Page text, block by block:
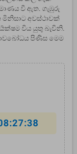
වී ඇත. ගැඹුරු
අවස්ථාවක්
විය යුතු බැවිනි.
පිණිස මෙම